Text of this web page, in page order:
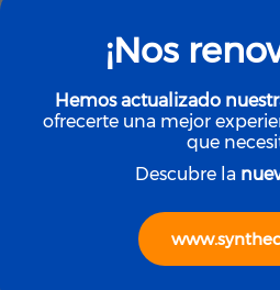
Absorbentes y
NEW PIG
Paños
Universal
¡Nos
Hemos actualizado
ofrecerte una mejor
que
Descubre la